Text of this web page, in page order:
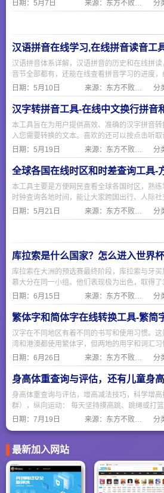
日期： 5月7日 来源：东方不败网址大全 分
汉语拼音在线学习,在线拼音读音工
汉语拼音体系详解，汉语拼音的历史和在线拼
音节全部都有，还能在线查看拼音学习的进度，
日期： 5月10日 来源：东方不败网址大全 分
汉字转拼音工具-在线中文换行拼音
本工具旨在为用户提供高效、准确的汉字拼音
入您需要转换的文本。喜欢的还可以按点击听
本编辑
日期： 5月19日 来源：东方不败网址大全 分
全球各国在线时区和时差查询工具-
本工具主要是方便网民查看全球各国时区，熟
时钟查询各地时间，能让大家跨国出行、人际
常办事等各类生活事务有条不紊开展，不看时间
际赛事，美加墨世界杯的时间比咱这边慢了整
各国时间实用价值。
日期： 5月21日 来源：东方不败网址大全 分
库拉索是什么国家？怎么进入世界杯
库拉索在大洲的预选赛最终阶段，库拉索与牙
慕大分在同一小组。他们表现极为出色，取得
买加等队，以小组第一的身份成功拿到了世界杯
日期： 6月15日 来源：东方不败网址大全 分
繁体字和简体字在线转换工具-繁简
汉字在不同地区有着不同的书写和使用习惯。
湾和港澳都使用繁体字，但两地的用字和词汇
学、古籍研究等领域的学者或爱好者来说，许多
字。使用转换工具可以帮助快速将繁体文献转
日期： 6月26日 来源：东方不败网址大全 分
身高体重查询与评估，还有儿童身
身高体重查询与评估，增高减法技巧，科学增
群），纵向运动： 每天坚持摸高跳、跳绳或打
骼生长板。拉伸脊柱： 睡前进行悬垂、瑜伽猫
日期： 7月19日 来源：东方不败网址大全 分
最新加入网站